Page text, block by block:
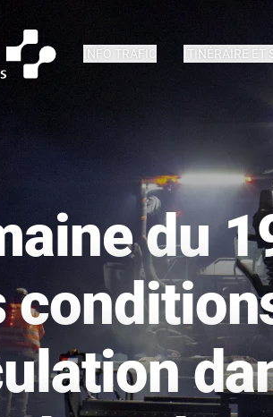
INFO TRAFIC ITINÉRAIRE ET
du